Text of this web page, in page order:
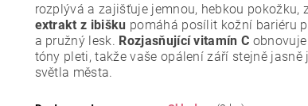
rozplývá a zajišťuje jemnou, hebkou pokožku,
extrakt z ibišku pomáhá posílit kožní bariéru
a pružný lesk. Rozjasňující vitamín C
tóny pleti, takže vaše opálení září stejně jasně
světla města.